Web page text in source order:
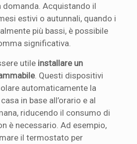
domanda. Acquistando il
estivi o autunnali, quando i
più bassi, è possibile
significativa.
utile installare un
. Questi dispositivi
automaticamente la
in base all’orario e al
riducendo il consumo di
è necessario. Ad esempio,
il termostato per